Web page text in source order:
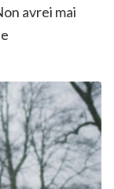
avrei mai